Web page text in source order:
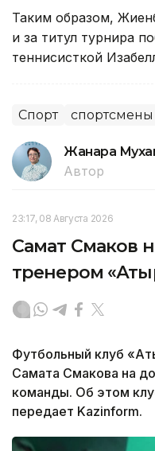
Таким образом,
и за титул турнира
теннисисткой
Спорт спортсмены
Жанара
Автор
23:17, 08 Августа 2026
Самат Смаков
тренером
Футбольный клуб
Самата Смакова на
команды. Об этом
передает Kazinform.